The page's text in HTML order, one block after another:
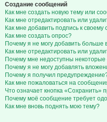
Создание сообщений
Как мне создать новую тему или
Как мне отредактировать или
Как мне добавить подпись к
Как мне создать опрос?
Почему я не могу добавить больше
Как мне отредактировать или
Почему мне недоступны
Почему я не могу добавлять
Почему я получил
Как мне пожаловаться на
Что означает кнопка «Сохранить»
Почему моё сообщение требует
Как мне вновь поднять мою тему?